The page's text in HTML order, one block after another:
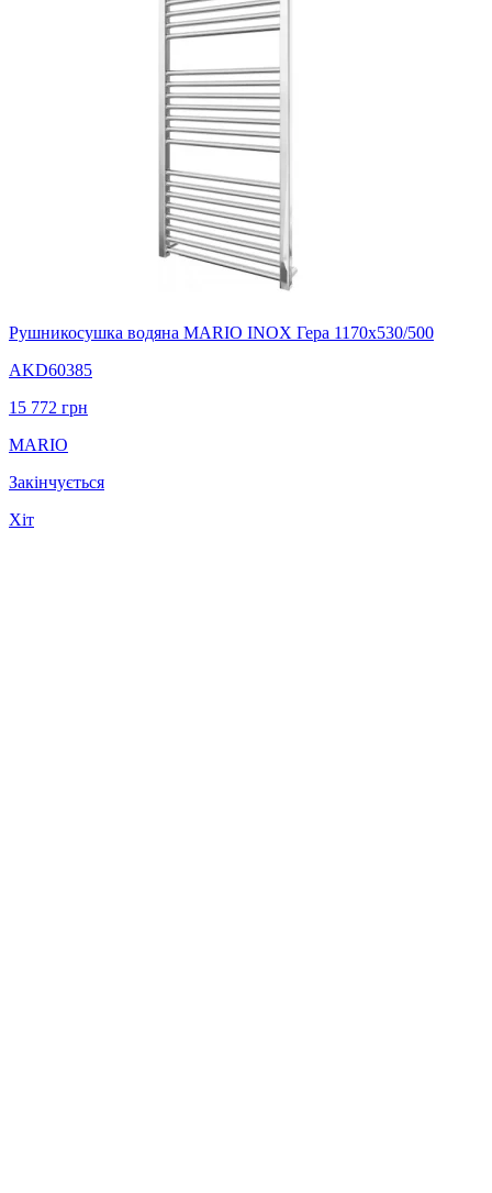
Рушникосушка водяна MARIO INOX Гера 1170х530/500
AKD60385
15 772 грн
MARIO
Закінчується
Хіт